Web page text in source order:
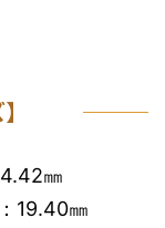
14.42㎜
㎜